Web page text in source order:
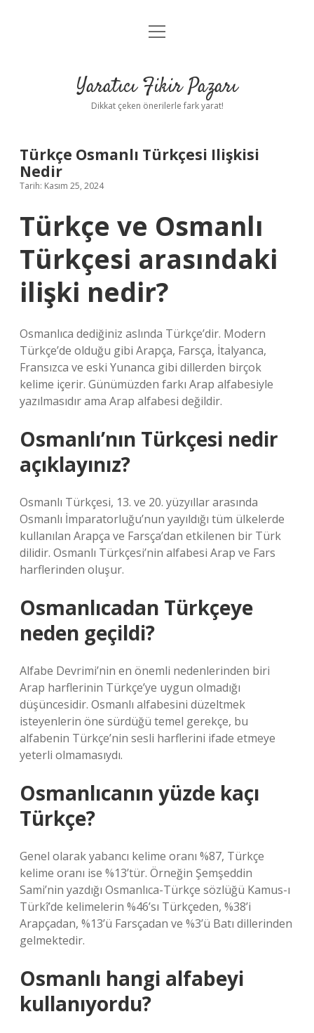
Anasayfa
Yasal Uyarı
menüyü
Yaratıcı Fikir Pazarı
Dikkat çeken önerilerle fark yarat!
Türkçe Osmanlı Türkçesi Ilişkisi
Nedir
Tarih: Kasım 25, 2024
Türkçe ve Osmanlı
Türkçesi arasındaki
ilişki nedir?
Osmanlıca dediğiniz aslında Türkçe’dir. Modern
Türkçe’de olduğu gibi Arapça, Farsça, İtalyanca,
Fransızca ve eski Yunanca gibi dillerden birçok
kelime içerir. Günümüzden farkı Arap alfabesiyle
yazılmasıdır ama Arap alfabesi değildir.
Osmanlı’nın Türkçesi nedir
açıklayınız?
Osmanlı Türkçesi, 13. ve 20. yüzyıllar arasında
Osmanlı İmparatorluğu’nun yayıldığı tüm ülkelerde
kullanılan Arapça ve Farsça’dan etkilenen bir Türk
dilidir. Osmanlı Türkçesi’nin alfabesi Arap ve Fars
harflerinden oluşur.
Osmanlıcadan Türkçeye
neden geçildi?
Alfabe Devrimi’nin en önemli nedenlerinden biri
Arap harflerinin Türkçe’ye uygun olmadığı
düşüncesidir. Osmanlı alfabesini düzeltmek
isteyenlerin öne sürdüğü temel gerekçe, bu
alfabenin Türkçe’nin sesli harflerini ifade etmeye
yeterli olmamasıydı.
Osmanlıcanın yüzde kaçı
Türkçe?
Genel olarak yabancı kelime oranı %87, Türkçe
kelime oranı ise %13’tür. Örneğin Şemşeddin
Sami’nin yazdığı Osmanlıca-Türkçe sözlüğü Kamus-ı
Türkî’de kelimelerin %46’sı Türkçeden, %38’i
Arapçadan, %13’ü Farsçadan ve %3’ü Batı dillerinden
gelmektedir.
Osmanlı hangi alfabeyi
kullanıyordu?